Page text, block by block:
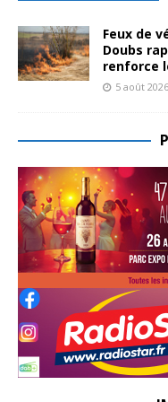
Feux de
Doubs
renforce
5 août 2026